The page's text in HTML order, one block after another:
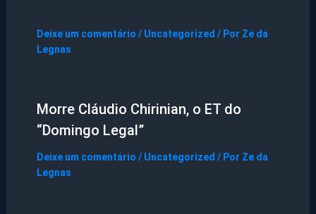
Deixe um comentário / Uncategorized / Por Ze da
Legnas
Morre Cláudio Chirinian, o ET do
“Domingo Legal”
Deixe um comentário / Uncategorized / Por Ze da
Legnas